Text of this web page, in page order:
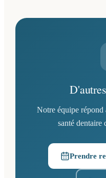
Notre équipe répond
santé dentaire
Prendre
(ouvre un